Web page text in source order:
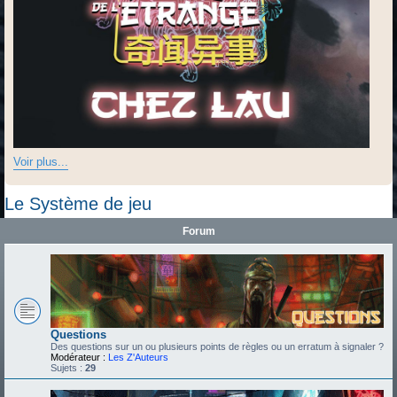
Voir plus...
Le Système de jeu
Forum
Questions
Des questions sur un ou plusieurs points de règles ou un erratum à signaler ?
Modérateur : Les Z'Auteurs
Sujets : 29